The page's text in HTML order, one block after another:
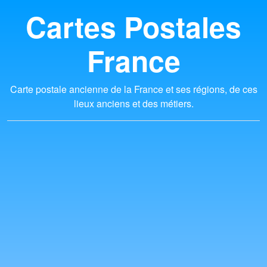
Cartes Postales
France
Carte postale ancienne de la France et ses régions, de ces
lieux anciens et des métiers.